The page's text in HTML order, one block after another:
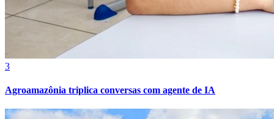
Grêmio
3
Agroamazônia triplica conversas com agente de IA